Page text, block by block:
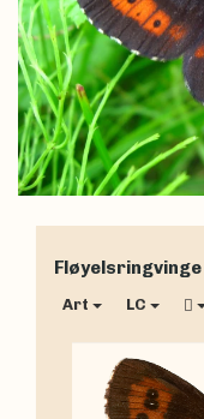
Fløyelsringvinge
Art LC